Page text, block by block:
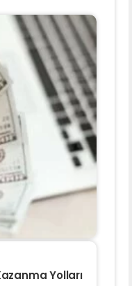
Yolları